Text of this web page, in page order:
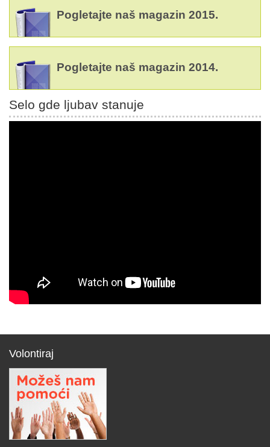
Pogletajte naš magazin 2015.
Pogletajte naš magazin 2014.
Selo gde ljubav stanuje
Volontiraj